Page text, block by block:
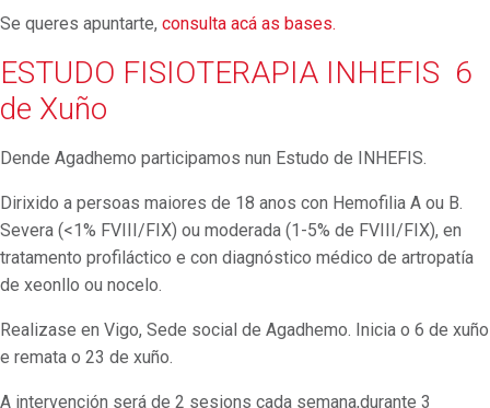
Se queres apuntarte, consulta acá as bases.
ESTUDO FISIOTERAPIA INHEFIS 6
de Xuño
Dende Agadhemo participamos nun Estudo de INHEFIS.
Dirixido a persoas maiores de 18 anos con Hemofilia A ou B.
Severa (<1% FVIII/FIX) ou moderada (1-5% de FVIII/FIX), en
tratamento profiláctico e con diagnóstico médico de artropatía
de xeonllo ou nocelo.
Realizase en Vigo, Sede social de Agadhemo. Inicia o 6 de xuño
e remata o 23 de xuño.
A intervención será de 2 sesions cada semana,durante 3